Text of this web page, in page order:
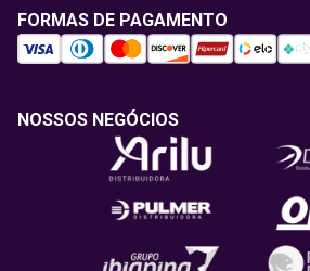
FORMAS DE PAGAMENTO
NOSSOS NEGÓCIOS